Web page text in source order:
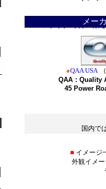
メー
●QAA USA
QAA：Quality
45 Power
国内で
■ イメージ
外観イメ
・テラノ_クローム/
/ステンレス_パーツ
Ｍ３５_クローム/ス
■ホンダ：アコード